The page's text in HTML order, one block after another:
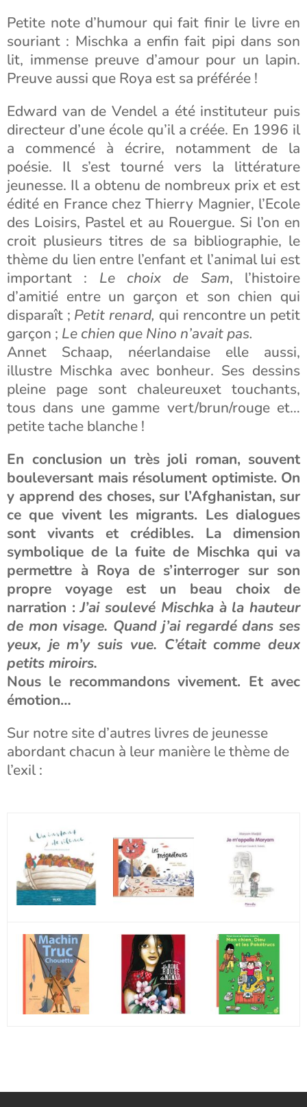
Petite note d’humour qui fait finir le livre en
souriant : Mischka a enfin fait pipi dans son
lit, immense preuve d’amour pour un lapin.
Preuve aussi que Roya est sa préférée !
Edward van de Vendel a été instituteur puis
directeur d’une école qu’il a créée. En 1996 il
a commencé à écrire, notamment de la
poésie. Il s’est tourné vers la littérature
jeunesse. Il a obtenu de nombreux prix et est
édité en France chez Thierry Magnier, l’Ecole
des Loisirs, Pastel et au Rouergue. Si l’on en
croit plusieurs titres de sa bibliographie, le
thème du lien entre l’enfant et l’animal lui est
important : Le choix de Sam, l’histoire
d’amitié entre un garçon et son chien qui
disparaît ; Petit renard, qui rencontre un petit
garçon ; Le chien que Nino n’avait pas.
Annet Schaap, néerlandaise elle aussi,
illustre Mischka avec bonheur. Ses dessins
pleine page sont chaleureuxet touchants,
tous dans une gamme vert/brun/rouge et…
petite tache blanche !
En conclusion un très joli roman, souvent
bouleversant mais résolument optimiste. On
y apprend des choses, sur l’Afghanistan, sur
ce que vivent les migrants. Les dialogues
sont vivants et crédibles. La dimension
symbolique de la fuite de Mischka qui va
permettre à Roya de s’interroger sur son
propre voyage est un beau choix de
narration :J’ai soulevé Mischka à la hauteur
de mon visage. Quand j’ai regardé dans ses
yeux, je m’y suis vue. C’était comme deux
petits miroirs.
Nous le recommandons vivement. Et avec
émotion…
Sur notre site d’autres livres de jeunesse
abordant chacun à leur manière le thème de
l’exil :